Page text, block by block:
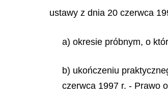
ustawy z dnia 20 czerwca
a) okresie próbnym, o
b) ukończeniu
czerwca 1997 r. - Prawo